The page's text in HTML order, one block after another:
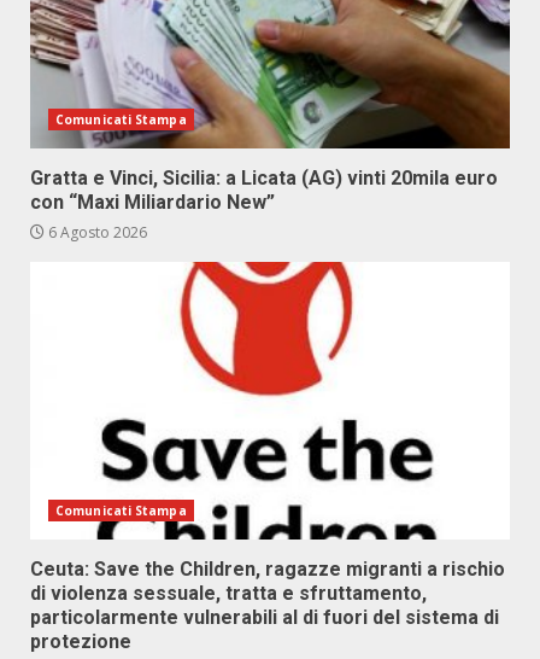
Comunicati Stampa
Gratta e Vinci, Sicilia: a Licata (AG) vinti 20mila euro
con “Maxi Miliardario New”
6 Agosto 2026
Comunicati Stampa
Ceuta: Save the Children, ragazze migranti a rischio
di violenza sessuale, tratta e sfruttamento,
particolarmente vulnerabili al di fuori del sistema di
protezione